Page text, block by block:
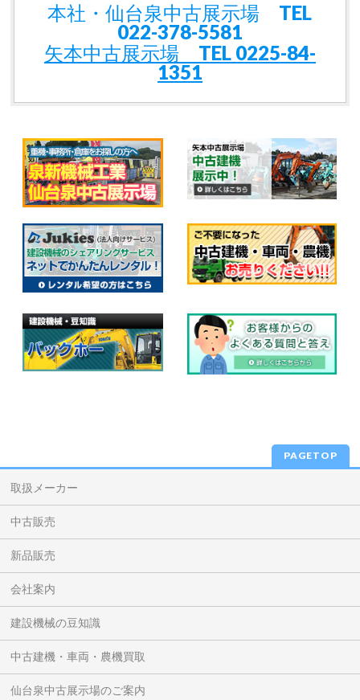
本社・仙台泉中古展示場 TEL
022-378-5581
矢本中古展示場 TEL 0225-84-
1351
PAGETOP
取扱メーカー
中古販売
新品販売
会社案内
建設機械の豆知識
中古建機・車両・農機買取
仙台泉中古展示場のご案内